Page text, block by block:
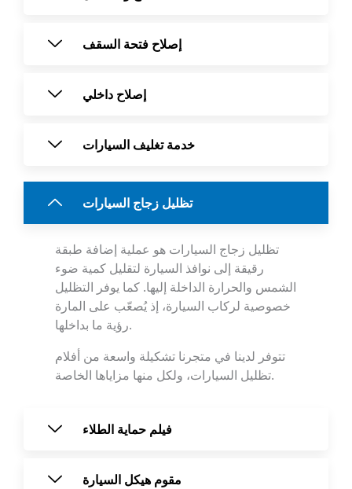
إصلاح فتحة السقف
إصلاح داخلي
خدمة تغليف السيارات
تظليل زجاج السيارات
تظليل زجاج السيارات هو عملية إضافة طبقة
رقيقة إلى نوافذ السيارة لتقليل كمية ضوء
الشمس والحرارة الداخلة إليها. كما يوفر التظليل
خصوصية لركاب السيارة، إذ يُصعّب على المارة
رؤية ما بداخلها.
تتوفر لدينا في متجرنا تشكيلة واسعة من أفلام
تظليل السيارات، ولكل منها مزاياها الخاصة.
فيلم حماية الطلاء
مقوم هيكل السيارة